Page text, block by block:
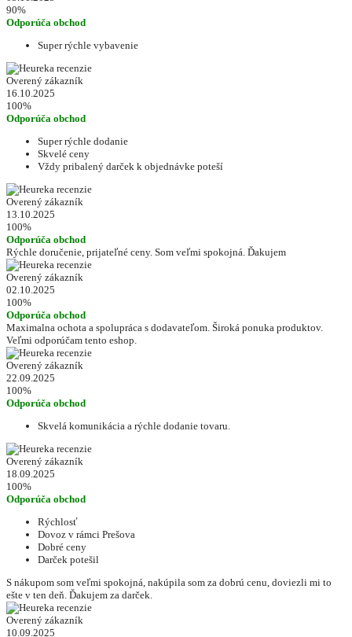
90%
Odporúča obchod
Super rýchle vybavenie
Overený zákazník
16.10.2025
100%
Odporúča obchod
Super rýchle dodanie
Skvelé ceny
Vždy pribalený darček k objednávke poteší
Overený zákazník
13.10.2025
100%
Odporúča obchod
Rýchle doručenie, prijateľné ceny. Som veľmi spokojná. Ďakujem
Overený zákazník
02.10.2025
100%
Odporúča obchod
Maximalna ochota a spolupráca s dodavateľom. Široká ponuka produktov.
Veľmi odporúčam tento eshop.
Overený zákazník
22.09.2025
100%
Odporúča obchod
Skvelá komunikácia a rýchle dodanie tovaru.
Overený zákazník
18.09.2025
100%
Odporúča obchod
Rýchlosť
Dovoz v rámci Prešova
Dobré ceny
Darček potešil
S nákupom som veľmi spokojná, nakúpila som za dobrú cenu, doviezli mi to
ešte v ten deň. Ďakujem za darček.
Overený zákazník
10.09.2025